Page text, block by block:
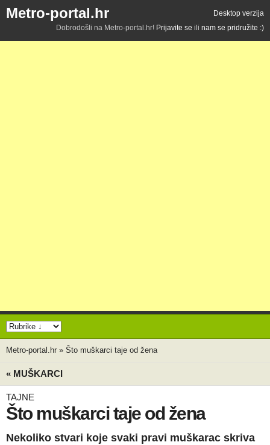
Metro-portal.hr
Desktop verzija
Dobrodošli na Metro-portal.hr! Prijavite se ili nam se pridružite :)
Metro-portal.hr » Što muškarci taje od žena
« MUŠKARCI
TAJNE
Što muškarci taje od žena
Nekoliko stvari koje svaki pravi muškarac skriva